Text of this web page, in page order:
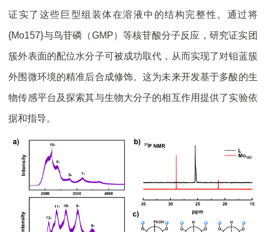
证实了这些巨型组装体在溶液中的结构完整性。通过将
{Mo157}与鸟苷磷（GMP）等核苷酸分子反应，研究证实团
簇外表面的配位水分子可被成功取代，从而实现了对钼蓝簇
外围微环境的精准后合成修饰。这为未来开发基于多酸的生
物传感平台及探索其与生物大分子的相互作用提供了实验依
据和指导。